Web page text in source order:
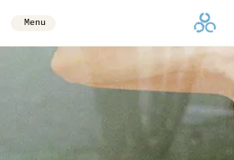
Menu